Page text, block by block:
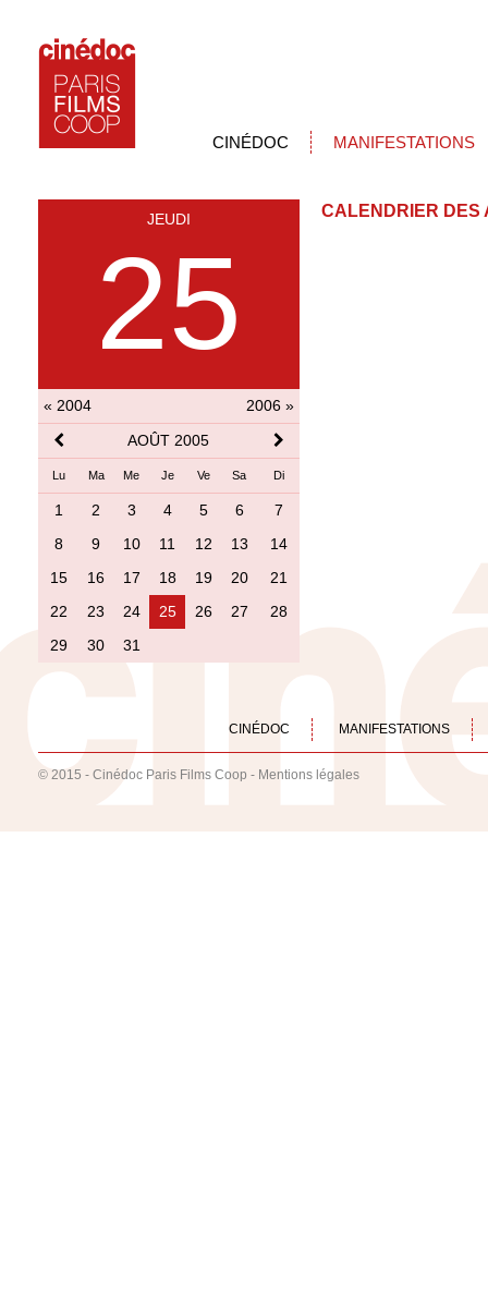
CINÉDOC MANIFESTATIONS
JEUDI
25
« 2004
2006 »
AOÛT 2005
Lu Ma Me Je Ve Sa Di
1 2 3 4 5 6
7
8
9 10 11 12 13
14
15
16 17 18 19 20
21
22
23 24 25 26 27
28
29
30 31
CALENDRIER DES
CINÉDOC MANIFESTATIONS
© 2015 - Cinédoc Paris Films Coop - Mentions légales